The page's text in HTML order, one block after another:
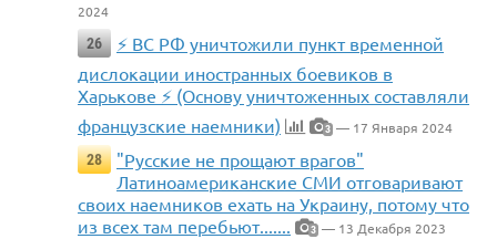
2024
26
⚡️ ВС РФ уничтожили пункт временной
дислокации иностранных боевиков в
Харькове ⚡️ (Основу уничтоженных составляли
французские наемники)
3 — 17 Января 2024
28
"Русские не прощают врагов"
Латиноамериканские СМИ отговаривают
своих наемников ехать на Украину, потому что
из всех там перебьют.......
3 — 13 Декабря 2023